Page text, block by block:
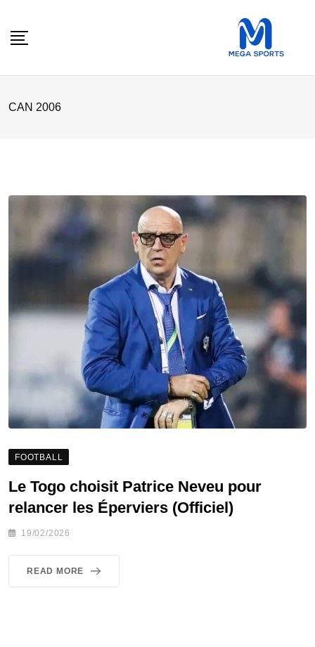
CAN 2006
FOOTBALL
Le Togo choisit Patrice Neveu pour
relancer les Éperviers (Officiel)
19/02/2026
READ MORE